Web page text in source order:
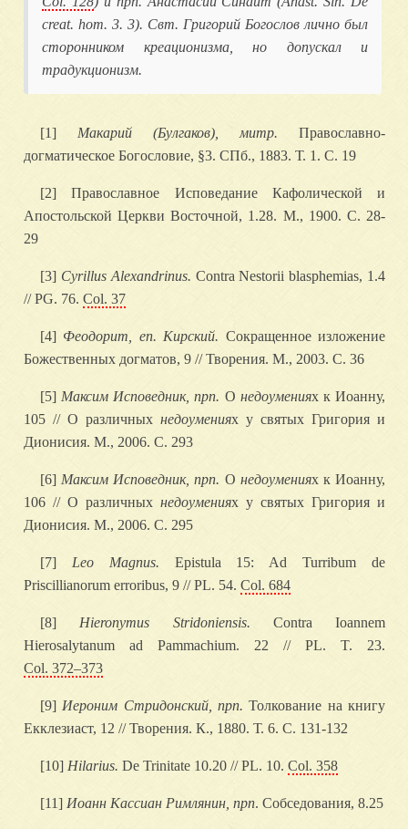
creat. hom. 3. 3). Свт. Григорий Богослов лично был
сторонником креационизма, но допускал и
традукционизм.
[1] Макарий (Булгаков), митр. Православно-
догматическое Богословие, §3. СПб., 1883. Т. 1. С. 19
[2] Православное Исповедание Кафолической и
Апостольской Церкви Восточной, 1.28. М., 1900. С. 28-
29
[3] Cyrillus Alexandrinus. Contra Nestorii blasphemias, 1.4
// PG. 76. Col. 37
[4] Феодорит, еп. Кирский. Сокращенное изложение
Божественных догматов, 9 // Творения. М., 2003. С. 36
[5] Максим Исповедник, прп. О недоумениях к Иоанну,
105 // О различных недоумениях у святых Григория и
Дионисия. М., 2006. С. 293
[6] Максим Исповедник, прп. О недоумениях к Иоанну,
106 // О различных недоумениях у святых Григория и
Дионисия. М., 2006. С. 295
[7] Leo Magnus. Epistula 15: Ad Turribum de
Priscillianorum erroribus, 9 // PL. 54. Col. 684
[8] Hieronymus Stridoniensis. Contra Ioannem
Hierosalytanum ad Pammachium. 22 // PL. T. 23.
Col. 372–373
[9] Иероним Стридонский, прп.Толкование на книгу
Екклезиаст, 12 // Творения. К., 1880. Т. 6. С. 131-132
[10] Hilarius. De Trinitate 10.20 // PL. 10. Col. 358
[11] Иоанн Кассиан Римлянин, прп. Собседования, 8.25